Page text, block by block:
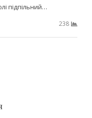
підпільний…
238